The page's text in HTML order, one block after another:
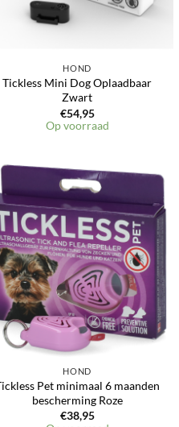
HOND
Tickless Mini Dog Oplaadbaar
Zwart
€54,95
Op voorraad
Toevoegen
aan
verlanglijst
HOND
Pet minimaal 6 maanden
bescherming Roze
€38,95